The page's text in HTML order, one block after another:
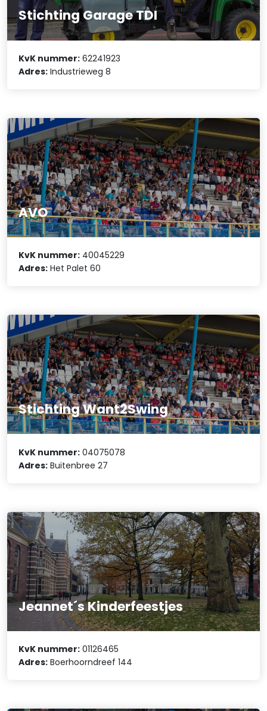
Stichting Garage TDI
KvK nummer: 62241923
Adres: Industrieweg 8
AVO
KvK nummer: 40045229
Adres: Het Palet 60
Stichting Want2Swing
KvK nummer: 04075078
Adres: Buitenbree 27
Jeannet´s Kinderfeestjes
KvK nummer: 01126465
Adres: Boerhoorndreef 144